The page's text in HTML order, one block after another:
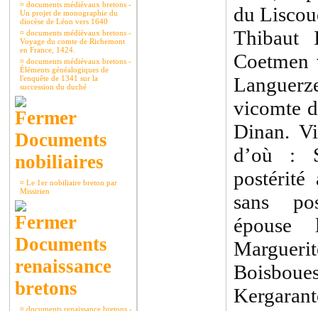
¤ documents médiévaux bretons -
Un projet de monographie du
diocèse de Léon vers 1640
¤ documents médiévaux bretons -
Voyage du comte de Richemont
en France, 1424.
¤ documents médiévaux bretons -
Éléments généalogiques de
l'enquête de 1341 sur la
succession du duché
Documents
nobiliaires
¤ Le 1er nobiliaire breton par
Missirien
Documents
renaissance
bretons
¤ documents renaissance bretons -
du
Thibaut
Coetmen
vicomte
Dinan.
d’où :
sans